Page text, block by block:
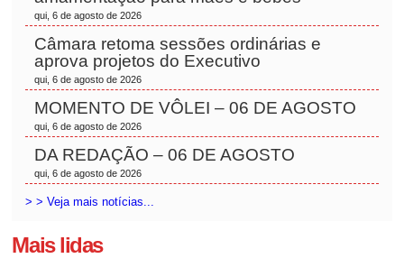
qui, 6 de agosto de 2026
Câmara retoma sessões ordinárias e
aprova projetos do Executivo
qui, 6 de agosto de 2026
MOMENTO DE VÔLEI – 06 DE AGOSTO
qui, 6 de agosto de 2026
DA REDAÇÃO – 06 DE AGOSTO
qui, 6 de agosto de 2026
> > Veja mais notícias...
Mais lidas